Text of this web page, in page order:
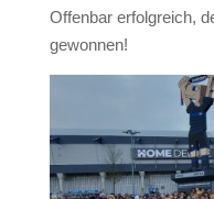
Offenbar erfolgreich,
gewonnen!